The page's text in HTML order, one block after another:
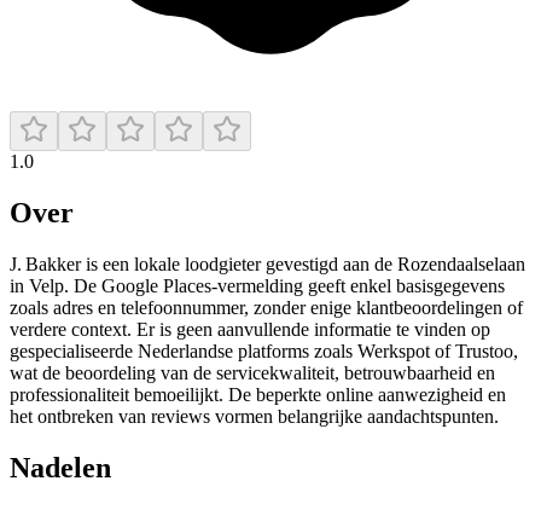
1.0
Over
J. Bakker is een lokale loodgieter gevestigd aan de Rozendaalselaan
in Velp. De Google Places-vermelding geeft enkel basisgegevens
zoals adres en telefoonnummer, zonder enige klantbeoordelingen of
verdere context. Er is geen aanvullende informatie te vinden op
gespecialiseerde Nederlandse platforms zoals Werkspot of Trustoo,
wat de beoordeling van de servicekwaliteit, betrouwbaarheid en
professionaliteit bemoeilijkt. De beperkte online aanwezigheid en
het ontbreken van reviews vormen belangrijke aandachtspunten.
Nadelen